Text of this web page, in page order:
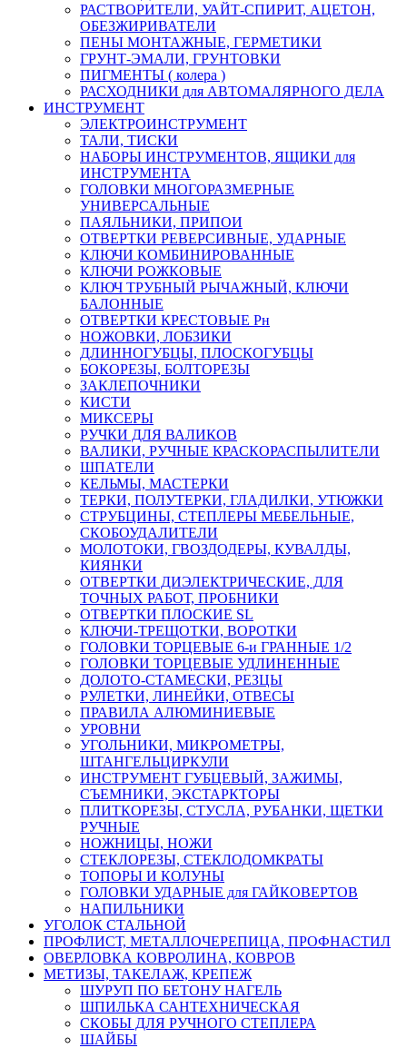
РАСТВОРИТЕЛИ, УАЙТ-СПИРИТ, АЦЕТОН,
ОБЕЗЖИРИВАТЕЛИ
ПЕНЫ МОНТАЖНЫЕ, ГЕРМЕТИКИ
ГРУНТ-ЭМАЛИ, ГРУНТОВКИ
ПИГМЕНТЫ ( колера )
РАСХОДНИКИ для АВТОМАЛЯРНОГО ДЕЛА
ИНСТРУМЕНТ
ЭЛЕКТРОИНСТРУМЕНТ
ТАЛИ, ТИСКИ
НАБОРЫ ИНСТРУМЕНТОВ, ЯЩИКИ для
ИНСТРУМЕНТА
ГОЛОВКИ МНОГОРАЗМЕРНЫЕ
УНИВЕРСАЛЬНЫЕ
ПАЯЛЬНИКИ, ПРИПОИ
ОТВЕРТКИ РЕВЕРСИВНЫЕ, УДАРНЫЕ
КЛЮЧИ КОМБИНИРОВАННЫЕ
КЛЮЧИ РОЖКОВЫЕ
КЛЮЧ ТРУБНЫЙ РЫЧАЖНЫЙ, КЛЮЧИ
БАЛОННЫЕ
ОТВЕРТКИ КРЕСТОВЫЕ Рн
НОЖОВКИ, ЛОБЗИКИ
ДЛИННОГУБЦЫ, ПЛОСКОГУБЦЫ
БОКОРЕЗЫ, БОЛТОРЕЗЫ
ЗАКЛЕПОЧНИКИ
КИСТИ
МИКСЕРЫ
РУЧКИ ДЛЯ ВАЛИКОВ
ВАЛИКИ, РУЧНЫЕ КРАСКОРАСПЫЛИТЕЛИ
ШПАТЕЛИ
КЕЛЬМЫ, МАСТЕРКИ
ТЕРКИ, ПОЛУТЕРКИ, ГЛАДИЛКИ, УТЮЖКИ
СТРУБЦИНЫ, СТЕПЛЕРЫ МЕБЕЛЬНЫЕ,
СКОБОУДАЛИТЕЛИ
МОЛОТОКИ, ГВОЗДОДЕРЫ, КУВАЛДЫ,
КИЯНКИ
ОТВЕРТКИ ДИЭЛЕКТРИЧЕСКИЕ, ДЛЯ
ТОЧНЫХ РАБОТ, ПРОБНИКИ
ОТВЕРТКИ ПЛОСКИЕ SL
КЛЮЧИ-ТРЕЩОТКИ, ВОРОТКИ
ГОЛОВКИ ТОРЦЕВЫЕ 6-и ГРАННЫЕ 1/2
ГОЛОВКИ ТОРЦЕВЫЕ УДЛИНЕННЫЕ
ДОЛОТО-СТАМЕСКИ, РЕЗЦЫ
РУЛЕТКИ, ЛИНЕЙКИ, ОТВЕСЫ
ПРАВИЛА АЛЮМИНИЕВЫЕ
УРОВНИ
УГОЛЬНИКИ, МИКРОМЕТРЫ,
ШТАНГЕЛЬЦИРКУЛИ
ИНСТРУМЕНТ ГУБЦЕВЫЙ, ЗАЖИМЫ,
СЪЕМНИКИ, ЭКСТАРКТОРЫ
ПЛИТКОРЕЗЫ, СТУСЛА, РУБАНКИ, ЩЕТКИ
РУЧНЫЕ
НОЖНИЦЫ, НОЖИ
СТЕКЛОРЕЗЫ, СТЕКЛОДОМКРАТЫ
ТОПОРЫ И КОЛУНЫ
ГОЛОВКИ УДАРНЫЕ для ГАЙКОВЕРТОВ
НАПИЛЬНИКИ
УГОЛОК СТАЛЬНОЙ
ПРОФЛИСТ, МЕТАЛЛОЧЕРЕПИЦА, ПРОФНАСТИЛ
ОВЕРЛОВКА КОВРОЛИНА, КОВРОВ
МЕТИЗЫ, ТАКЕЛАЖ, КРЕПЕЖ
ШУРУП ПО БЕТОНУ НАГЕЛЬ
ШПИЛЬКА САНТЕХНИЧЕСКАЯ
СКОБЫ ДЛЯ РУЧНОГО СТЕПЛЕРА
ШАЙБЫ